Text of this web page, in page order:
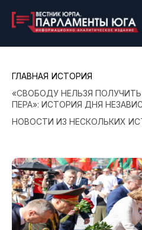
ГЛАВНАЯ ИСТОРИЯ
«СВОБОДУ НЕЛЬЗЯ
ПЕРА»: ИСТОРИЯ ДНЯ
НОВОСТИ ИЗ НЕСКОЛЬКИХ